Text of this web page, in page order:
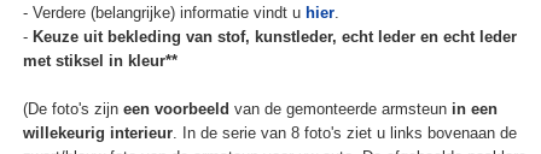
- Verdere (belangrijke) informatie vindt u hier.
- Keuze uit bekleding van stof, kunstleder, echt leder en echt leder
met stiksel in kleur**
(De foto's zijn een voorbeeld van de gemonteerde armsteun in een
willekeurig interieur. In de serie van 8 foto's ziet u links bovenaan de